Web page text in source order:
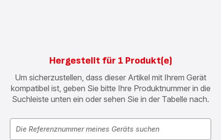
Hergestellt für 1 Produkt(e)
Um sicherzustellen, dass dieser Artikel mit Ihrem Gerät
kompatibel ist, geben Sie bitte Ihre Produktnummer in die
Suchleiste unten ein oder sehen Sie in der Tabelle nach.